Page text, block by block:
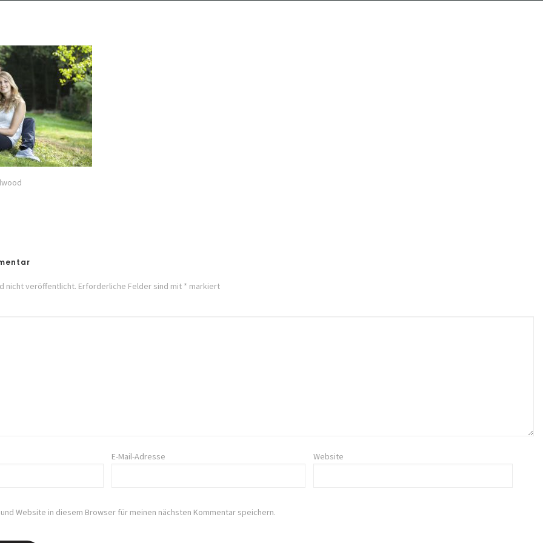
nicht veröffentlicht. Erforderliche Felder sind mit * markiert
E-Mail-Adresse Website
und Website in diesem Browser für meinen nächsten Kommentar speichern.